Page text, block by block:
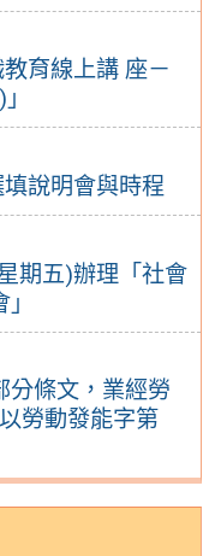
育線上講 座－
說明會與時程
期五)辦理「社會
分條文，業經勞
勞動發能字第